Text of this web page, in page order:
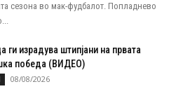
сезона во мак-фудбалот. Попладнево
ги израдува штипјани на првата
победа (ВИДЕО)
08/08/2026